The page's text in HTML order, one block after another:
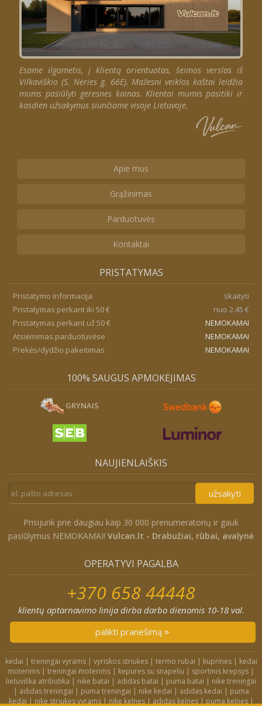
Esame ilgametis, į klientą orientuotas, šeimos verslas iš
Vilkaviškio (S. Nėries g. 66E). Mažesni veiklos kaštai leidžia
mums pasiūlyti geresnes kainas. Klientai mumis pasitiki ir
kasdien užsakymus siunčiame visoje Lietuvoje.
Apie mus
Grąžinimas
Parduotuvės
Kontaktai
PRISTATYMAS
Pristatymo informacija
skaityti
Pristatymas perkant iki 50 €
nuo 2.45 €
Pristatymas perkant už 50 €
NEMOKAMAI
Atsiėmimas parduotuvėse
NEMOKAMAI
Prekės/dydžio pakeitimas
NEMOKAMAI
100% SAUGUS APMOKĖJIMAS
GRYNAIS
NAUJIENLAIŠKIS
užsakyti
Prisijunk prie daugiau kaip 30 000 prenumeratorių ir gauk
pasiūlymus NEMOKAMAI! Vulcan.lt - Drabužiai, rūbai, avalynė
OPERATYVI PAGALBA
+370 658 44448
klientų aptarnavimo linija dirba darbo dienomis 10-18 val.
palikti pranešimą
kedai | treningai vyrams| vyriskos striukes| termo rubai | kuprines| kedai
moterims | treningai moterims | kepures su snapeliu | sportinis krepsys |
lietuviška atributika | nike batai | adidas batai | puma batai | nike treningai
| adidas treningai | puma treningai | nike kedai | adidas kedai | puma
kedai | nike striukes vyrams| nike kelnes| adidas kelnes| puma kelnes|